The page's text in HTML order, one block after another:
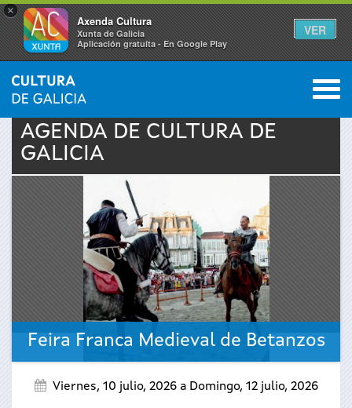
×
Axenda Cultura
Xunta de Galicia
Aplicación gratuíta - En Google Play
VER
Se
encuentra
INICIO › ACTUALIDAD 0
AGENDA DE CULTURA DE
GALICIA
Feira Franca Medieval de Betanzos
Viernes, 10 julio, 2026a Domingo, 12 julio, 2026